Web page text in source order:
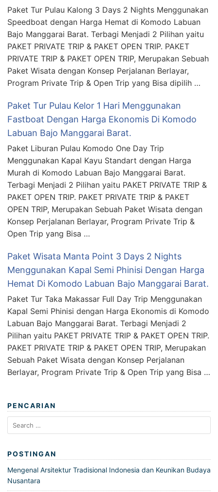
Paket Tur Pulau Kalong 3 Days 2 Nights Menggunakan
Speedboat dengan Harga Hemat di Komodo Labuan
Bajo Manggarai Barat. Terbagi Menjadi 2 Pilihan yaitu
PAKET PRIVATE TRIP & PAKET OPEN TRIP. PAKET
PRIVATE TRIP & PAKET OPEN TRIP, Merupakan Sebuah
Paket Wisata dengan Konsep Perjalanan Berlayar,
Program Private Trip & Open Trip yang Bisa dipilih …
Paket Tur Pulau Kelor 1 Hari Menggunakan
Fastboat Dengan Harga Ekonomis Di Komodo
Labuan Bajo Manggarai Barat.
Paket Liburan Pulau Komodo One Day Trip
Menggunakan Kapal Kayu Standart dengan Harga
Murah di Komodo Labuan Bajo Manggarai Barat.
Terbagi Menjadi 2 Pilihan yaitu PAKET PRIVATE TRIP &
PAKET OPEN TRIP. PAKET PRIVATE TRIP & PAKET
OPEN TRIP, Merupakan Sebuah Paket Wisata dengan
Konsep Perjalanan Berlayar, Program Private Trip &
Open Trip yang Bisa …
Paket Wisata Manta Point 3 Days 2 Nights
Menggunakan Kapal Semi Phinisi Dengan Harga
Hemat Di Komodo Labuan Bajo Manggarai Barat.
Paket Tur Taka Makassar Full Day Trip Menggunakan
Kapal Semi Phinisi dengan Harga Ekonomis di Komodo
Labuan Bajo Manggarai Barat. Terbagi Menjadi 2
Pilihan yaitu PAKET PRIVATE TRIP & PAKET OPEN TRIP.
PAKET PRIVATE TRIP & PAKET OPEN TRIP, Merupakan
Sebuah Paket Wisata dengan Konsep Perjalanan
Berlayar, Program Private Trip & Open Trip yang Bisa …
PENCARIAN
Search
for:
POSTINGAN
Mengenal Arsitektur Tradisional Indonesia dan Keunikan Budaya
Nusantara